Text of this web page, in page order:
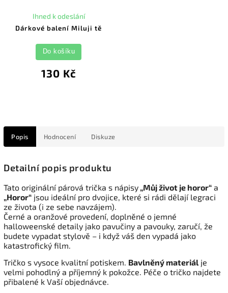
Dárkové balení Miluji tě
Ihned k odeslání
130 Kč
Do košíku
Popis Hodnocení Diskuze
Detailní popis produktu
Tato originální párová trička s nápisy„Můj život je horor“ a
„Horor“ jsou ideální pro dvojice, které si rádi dělají legraci
ze života (i ze sebe navzájem).
Černé a oranžové provedení, doplněné o jemné
halloweenské detaily jako pavučiny a pavouky, zaručí, že
budete vypadat stylově – i když váš den vypadá jako
katastrofický film.
Tričko s vysoce kvalitní potiskem. Bavlněný materiál je
velmi pohodlný a příjemný k pokožce. Péče o tričko najdete
přibalené k Vaší objednávce.